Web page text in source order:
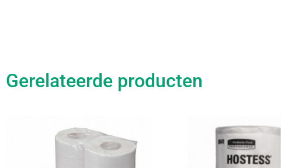
Gerelateerde producten